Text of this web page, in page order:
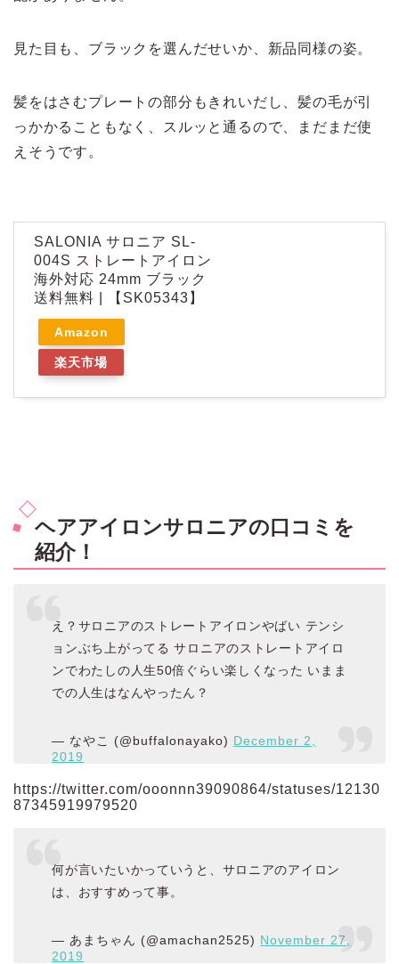
見た目も、ブラックを選んだせいか、新品同様の姿。
髪をはさむプレートの部分もきれいだし、髪の毛が引
っかかることもなく、スルッと通るので、まだまだ使
えそうです。
SALONIA サロニア SL-
004S ストレートアイロン
海外対応 24mm ブラック
送料無料 | 【SK05343】
Amazon
楽天市場
ヘアアイロンサロニアの口コミを
紹介！
え？サロニアのストレートアイロンやばい テンシ
ョンぶち上がってる サロニアのストレートアイロ
ンでわたしの人生50倍ぐらい楽しくなった いまま
での人生はなんやったん？
— なやこ (@buffalonayako) December 2,
2019
https://twitter.com/ooonnn39090864/statuses/12130
87345919979520
何が言いたいかっていうと、サロニアのアイロン
は、おすすめって事。
— あまちゃん (@amachan2525) November 27,
2019